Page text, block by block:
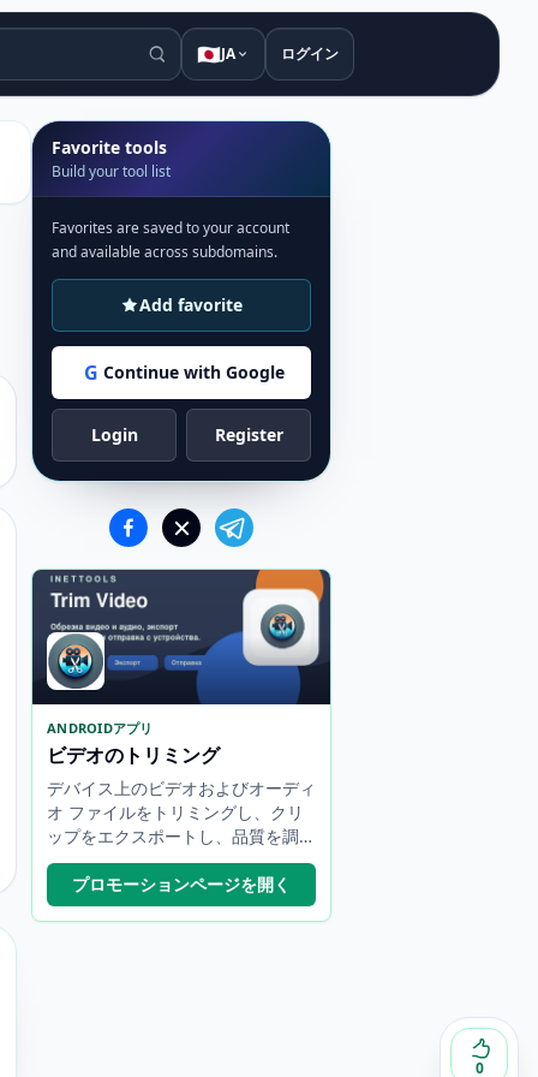
🇯🇵JA ログイン
0
Favorite tools
Build your tool list
Favorites are saved to your account
and available across subdomains.
Add favorite
G Continue with Google
Login Register
ANDROIDアプリ
ビデオのトリミング
デバイス上のビデオおよびオーディ
オ ファイルをトリミングし、クリ
ップをエクスポートし、品質を調整
し、結果を共有します。
プロモーションページを開く